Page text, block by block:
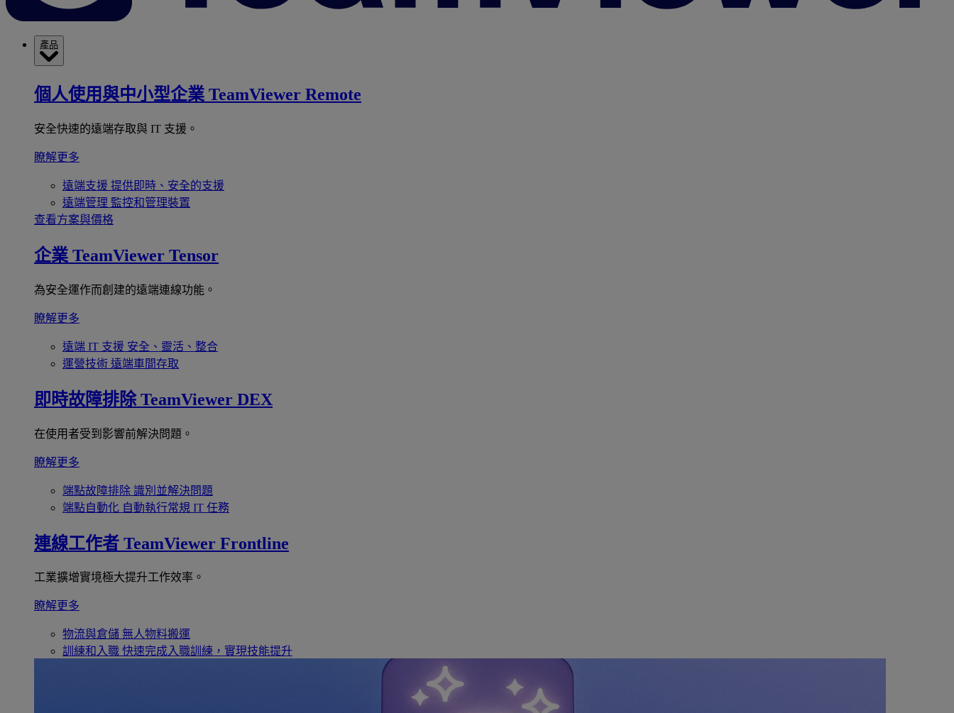
產品
個人使用與中小型企業 TeamViewer Remote
安全快速的遠端存取與 IT 支援。
瞭解更多
遠端支援 提供即時、安全的支援
遠端管理 監控和管理裝置
查看方案與價格
企業 TeamViewer Tensor
為安全運作而創建的遠端連線功能。
瞭解更多
遠端 IT 支援 安全、靈活、整合
運營技術 遠端車間存取
即時故障排除 TeamViewer DEX
在使用者受到影響前解決問題。
瞭解更多
端點故障排除 識別並解決問題
端點自動化 自動執行常規 IT 任務
連線工作者 TeamViewer Frontline
工業擴增實境極大提升工作效率。
瞭解更多
物流與倉儲 無人物料搬運
訓練和入職 快速完成入職訓練，實現技能提升